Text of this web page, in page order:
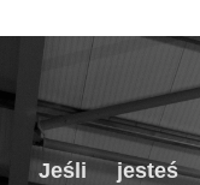
Jeśli jesteś